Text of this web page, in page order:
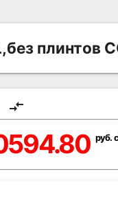
плинтов
compare_arrows
руб.